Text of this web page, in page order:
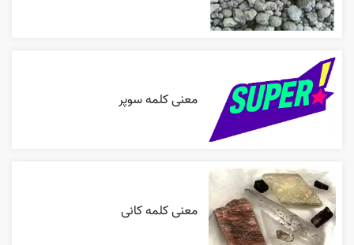
معنی کلمه سوپر
معنی کلمه کانی